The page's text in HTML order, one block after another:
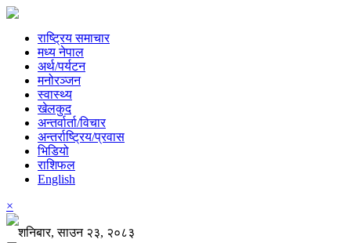
राष्ट्रिय समाचार
मध्य नेपाल
अर्थ/पर्यटन
मनोरञ्जन
स्वास्थ्य
खेलकुद
अन्तर्वार्ता/विचार
अन्तर्राष्ट्रिय/प्रवास
भिडियो
राशिफल
English
×
शनिबार, साउन २३, २०८३